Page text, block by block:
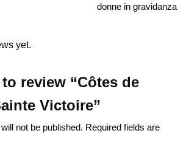
donne in gravidanza
yet.
review “Côtes de
Victoire”
not be published. Required fields are